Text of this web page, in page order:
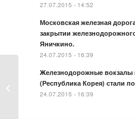
27.07.2015 - 14:52
Московская железная
закрытии
Яничкино.
24.07.2015 - 16:39
Железнодорожные вокзалы
(Республика Корея) стали
24.07.2015 - 16:39
Моментный ключ КМ-600